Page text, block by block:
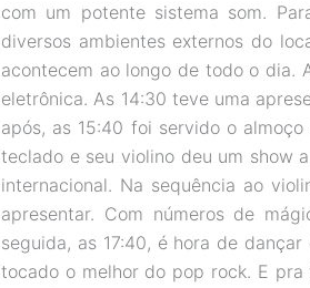
com um potente sistema som.
diversos ambientes externos do
acontecem ao longo de todo o dia.
eletrônica. As 14:30 teve uma
após, as 15:40 foi servido o
teclado e seu violino deu um show
internacional. Na sequência ao
apresentar. Com números de
seguida, as 17:40, é hora de
tocado o melhor do pop rock. E pra